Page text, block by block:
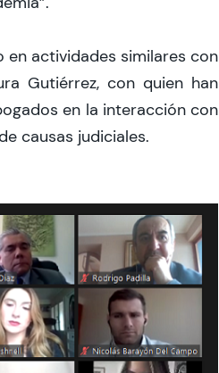
actividades similares con
Gutiérrez, con quien han
en la interacción con
causas judiciales.